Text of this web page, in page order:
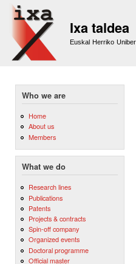
Ixa taldea
Euskal Herriko
Who we are
Home
About us
Members
What we do
Research lines
Publications
Patents
Projects & contracts
Spin-off company
Organized events
Doctoral programme
Official master